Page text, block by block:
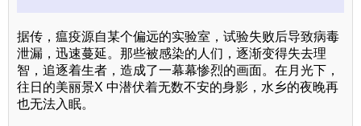
据传，瘟疫源自某个偏远的实验室，试验失败后导致病毒
泄漏，迅速蔓延。那些被感染的人们，逐渐变得失去理
智，追逐着生者，造成了一幕幕惨烈的画面。在月光下，
往日的美丽景X 中潜伏着无数不安的身影，水乡的夜晚再
也无法入眠。